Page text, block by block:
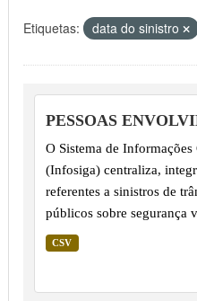
Etiquetas: data do sinistro
PESSOAS
O Sistema de
(Infosiga) centraliza,
referentes a sinistros de
públicos sobre segurança
dados sobre Pessoas
apresentados em arquivos
CSV